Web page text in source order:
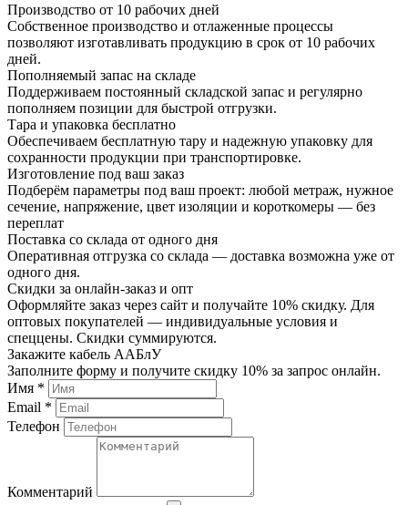
Производство от 10 рабочих дней
Собственное производство и отлаженные процессы
позволяют изготавливать продукцию в срок от 10 рабочих
дней.
Пополняемый запас на складе
Поддерживаем постоянный складской запас и регулярно
пополняем позиции для быстрой отгрузки.
Тара и упаковка бесплатно
Обеспечиваем бесплатную тару и надежную упаковку для
сохранности продукции при транспортировке.
Изготовление под ваш заказ
Подберём параметры под ваш проект: любой метраж, нужное
сечение, напряжение, цвет изоляции и короткомеры — без
переплат
Поставка со склада от одного дня
Оперативная отгрузка со склада — доставка возможна уже от
одного дня.
Скидки за онлайн-заказ и опт
Оформляйте заказ через сайт и получайте 10% скидку. Для
оптовых покупателей — индивидуальные условия и
спеццены. Скидки суммируются.
Закажите кабель ААБлУ
Заполните форму и получите скидку 10% за запрос онлайн.
Имя *
Email *
Телефон
Комментарий